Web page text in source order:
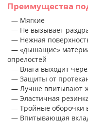
Преимущества
— Мягкие
— Не вызывает
— Нежная
— «дышащие»
опрелостей
— Влага выходит
— Защиты от
— Лучше впитывают
— Эластичная
— Тройные оборочки
— Впитывающая